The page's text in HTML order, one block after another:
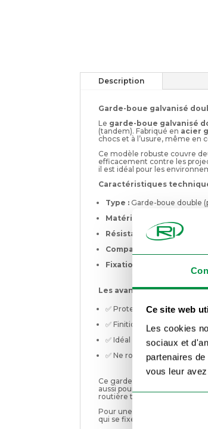
Ce site web
Les cookies
sociaux et
partenaires
vous leur
Description
Garde-boue galvanisé
Le garde-boue galvanisé
(tandem). Fabriqué en acier
chocs et à l’usure, même en
Ce modèle robuste couvre
efficacement contre les
il est idéal pour les
Caractéristiques
Type : Garde-boue double
Matériau :
Résistance :
Antichocs,
Compatibilité :
Fixation :
Les avantages du garde-
✅ Protection robuste contre
✅ Finition résistante et
✅ Idéal pour les usages
✅ Ne rouille pas, même en
Ce garde-boue assure non
aussi pour les usagers autour
routière tout en améliorant
Pour une finition plus propre
qui se fixe facilement à